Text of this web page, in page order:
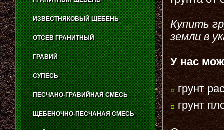
Купить
земли в
У нас
грунт
грунт
ИЗВЕСТНЯКОВЫЙ ЩЕБЕНЬ
ОТСЕВ ГРАНИТНЫЙ
ГРАВИЙ
СУПЕСЬ
ПЕСЧАНО-ГРАВИЙНАЯ СМЕСЬ
ЩЕБЕНОЧНО-ПЕСЧАНАЯ СМЕСЬ